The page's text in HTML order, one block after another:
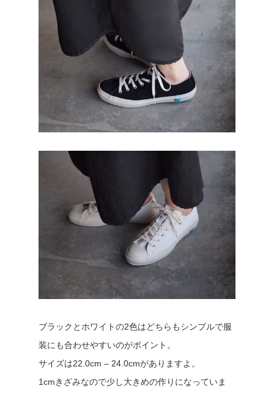
ブラックとホワイトの2色はどちらもシンプルで服
装にも合わせやすいのがポイント。
サイズは22.0cm – 24.0cmがありますよ。
1cmきざみなので少し大きめの作りになっていま